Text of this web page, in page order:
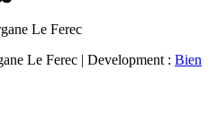
Le Ferec
Le Ferec | Development : Bien